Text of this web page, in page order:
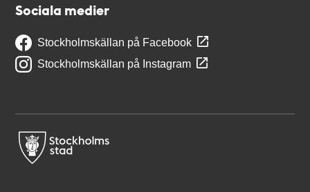
Sociala medier
Stockholmskällan på Facebook
Stockholmskällan på Instagram